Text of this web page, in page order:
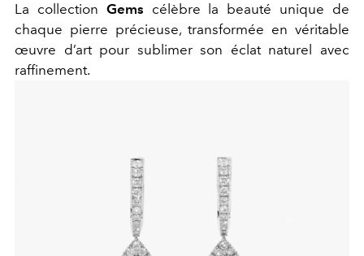
La collection Gems célèbre la beauté unique de
chaque pierre précieuse, transformée en véritable
œuvre d’art pour sublimer son éclat naturel avec
raffinement.